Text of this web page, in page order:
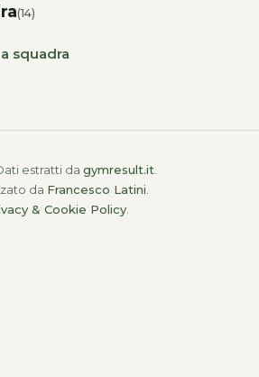
(14)
squadra
estratti da gymresult.it
da Francesco Latini
& Cookie Policy